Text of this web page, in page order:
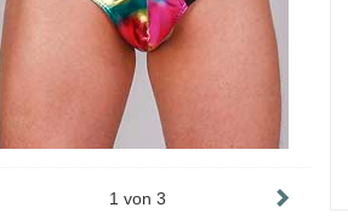
1 von 3